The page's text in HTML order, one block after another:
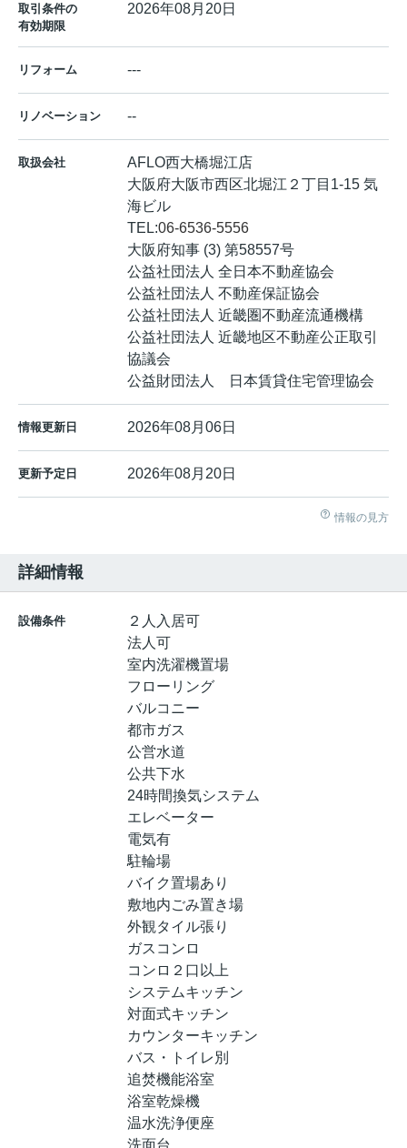
取引条件の
有効期限
2026年08月20日
リフォーム ---
リノベーション --
取扱会社
AFLO西大橋堀江店
大阪府大阪市西区北堀江２丁目1-15 気
海ビル
TEL:06-6536-5556
大阪府知事 (3) 第58557号
公益社団法人 全日本不動産協会
公益社団法人 不動産保証協会
公益社団法人 近畿圏不動産流通機構
公益社団法人 近畿地区不動産公正取引
協議会
公益財団法人 日本賃貸住宅管理協会
情報更新日 2026年08月06日
更新予定日 2026年08月20日
情報の見方
詳細情報
設備条件
２人入居可
法人可
室内洗濯機置場
フローリング
バルコニー
都市ガス
公営水道
公共下水
24時間換気システム
エレベーター
電気有
駐輪場
バイク置場あり
敷地内ごみ置き場
外観タイル張り
ガスコンロ
コンロ２口以上
システムキッチン
対面式キッチン
カウンターキッチン
バス・トイレ別
追焚機能浴室
浴室乾燥機
温水洗浄便座